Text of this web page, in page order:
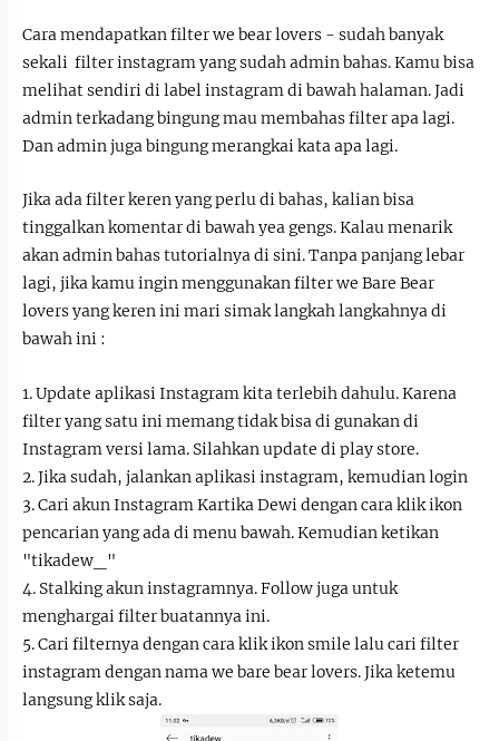
Cara mendapatkan filter we bear lovers - sudah banyak
sekali filter instagram yang sudah admin bahas. Kamu bisa
melihat sendiri di label instagram di bawah halaman. Jadi
admin terkadang bingung mau membahas filter apa lagi.
Dan admin juga bingung merangkai kata apa lagi.
Jika ada filter keren yang perlu di bahas, kalian bisa
tinggalkan komentar di bawah yea gengs. Kalau menarik
akan admin bahas tutorialnya di sini. Tanpa panjang lebar
lagi, jika kamu ingin menggunakan filter we Bare Bear
lovers yang keren ini mari simak langkah langkahnya di
bawah ini :
1. Update aplikasi Instagram kita terlebih dahulu. Karena
filter yang satu ini memang tidak bisa di gunakan di
Instagram versi lama. Silahkan update di play store.
2. Jika sudah, jalankan aplikasi instagram, kemudian login
3. Cari akun Instagram Kartika Dewi dengan cara klik ikon
pencarian yang ada di menu bawah. Kemudian ketikan
"tikadew_"
4. Stalking akun instagramnya. Follow juga untuk
menghargai filter buatannya ini.
5. Cari filternya dengan cara klik ikon smile lalu cari filter
instagram dengan nama we bare bear lovers. Jika ketemu
langsung klik saja.